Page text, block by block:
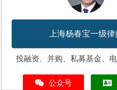
上海杨春宝一级律
投融资、并购、私募基金、
公众号